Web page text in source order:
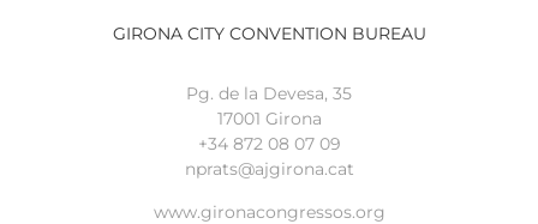
GIRONA CITY CONVENTION BUREAU
Pg. de la Devesa, 35
17001 Girona
+34 872 08 07 09
nprats@ajgirona.cat
www.gironacongressos.org